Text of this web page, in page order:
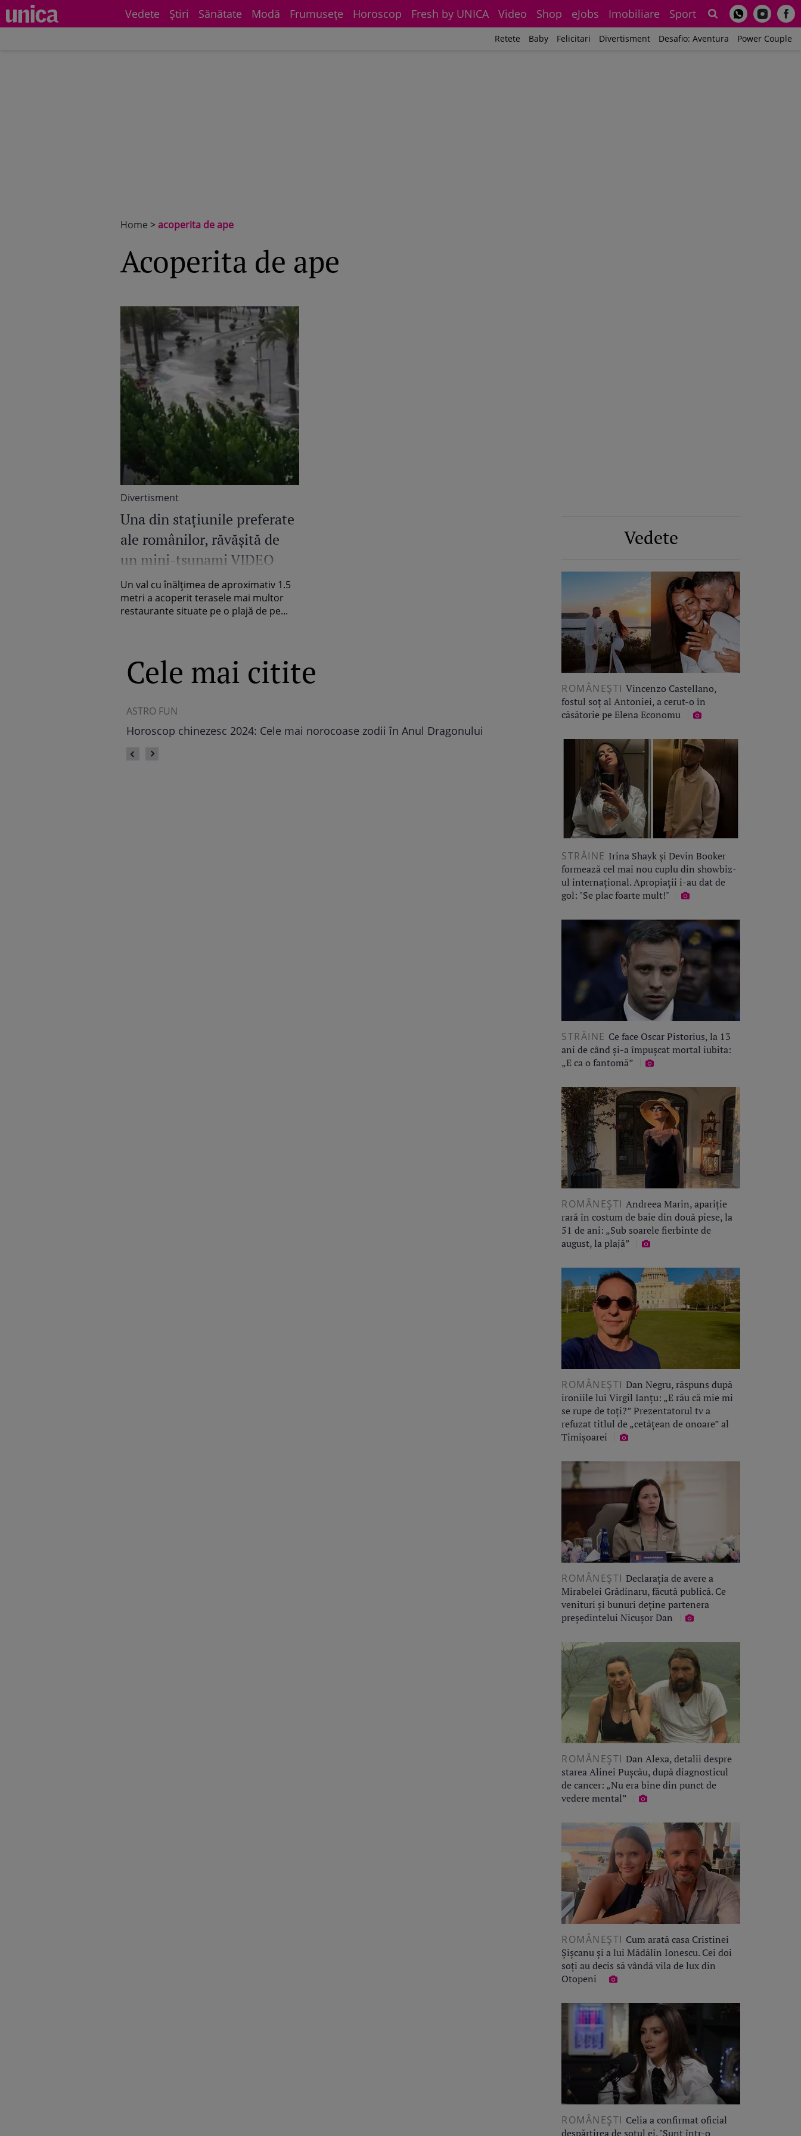
Vedete Știri Sănătate Modă Frumuseţe Horoscop Fresh by UNICA Video Shop eJobs Imobiliare Sport
Retete Baby Felicitari Divertisment Desafio: Aventura Power Couple
Home >acoperita de ape
acoperita de ape
Divertisment
Una din stațiunile preferate
ale românilor, răvășită de
un mini-tsunami VIDEO
Un val cu înălțimea de aproximativ 1.5
metri a acoperit terasele mai multor
restaurante situate pe o plajă de pe...
Cele mai citite
ASTRO FUN
Horoscop chinezesc 2024: Cele mai norocoase zodii în Anul Dragonului
Vedete
ROMÂNEŞTI Vincenzo Castellano,
fostul soț al Antoniei, a cerut-o în
căsătorie pe Elena Economu
STRĂINE Irina Shayk și Devin Booker
formează cel mai nou cuplu din showbiz-
ul internațional. Apropiații i-au dat de
gol: "Se plac foarte mult!"
STRĂINE Ce face Oscar Pistorius, la 13
ani de când și-a împușcat mortal iubita:
„E ca o fantomă”
ROMÂNEŞTI Andreea Marin, apariție
rară în costum de baie din două piese, la
51 de ani: „Sub soarele fierbinte de
august, la plajă”
ROMÂNEŞTI Dan Negru, răspuns după
ironiile lui Virgil Ianțu: „E rău că mie mi
se rupe de toți?” Prezentatorul tv a
refuzat titlul de „cetățean de onoare” al
Timișoarei
ROMÂNEŞTI Declarația de avere a
Mirabelei Grădinaru, făcută publică. Ce
venituri și bunuri deține partenera
președintelui Nicușor Dan
ROMÂNEŞTI Dan Alexa, detalii despre
starea Alinei Pușcău, după diagnosticul
de cancer: „Nu era bine din punct de
vedere mental”
ROMÂNEŞTI Cum arată casa Cristinei
Șișcanu și a lui Mădălin Ionescu. Cei doi
soți au decis să vândă vila de lux din
Otopeni
ROMÂNEŞTI Celia a confirmat oficial
despărțirea de soțul ei. "Sunt într-o